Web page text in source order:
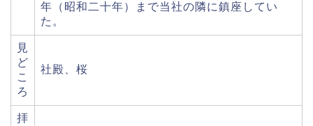
年（昭和二十年）まで当社の隣に鎮座してい
た。
見
ど
こ
ろ
社殿、桜
拝